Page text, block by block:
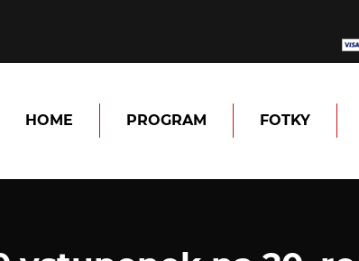
HOME PROGRAM FOTKY